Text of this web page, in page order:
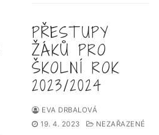
PŘESTUPY
ŽÁKŮ PRO
ŠKOLNÍ ROK
2023/2024
EVA DRBALOVÁ
19. 4. 2023
NEZAŘAZENÉ